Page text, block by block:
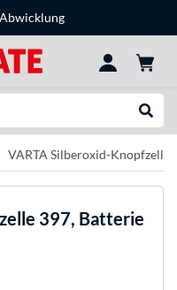
VARTA Silberoxid-Knopfzelle
397, Batterie